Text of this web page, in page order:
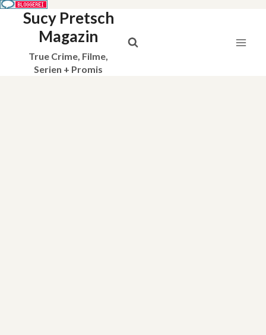
Sucy Pretsch
Magazin
True Crime, Filme,
Serien + Promis